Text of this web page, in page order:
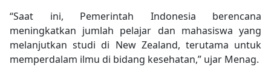
“Saat ini, Pemerintah Indonesia berencana
meningkatkan jumlah pelajar dan mahasiswa yang
melanjutkan studi di New Zealand, terutama untuk
memperdalam ilmu di bidang kesehatan,” ujar Menag.